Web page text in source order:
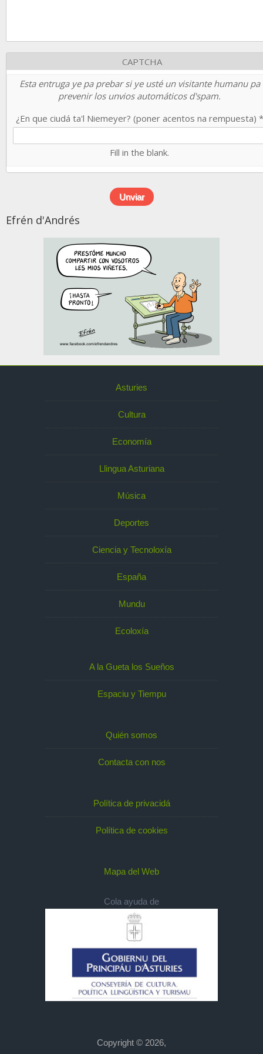
CAPTCHA
Esta entruga ye pa prebar si ye usté un visitante humanu pa
prevenir los unvios automáticos d'spam.
¿En que ciudá ta'l Niemeyer? (poner acentos na rempuesta) *
Fill in the blank.
Efrén d'Andrés
Asturies
Cultura
Economía
Llingua Asturiana
Música
Deportes
Ciencia y Tecnoloxía
España
Mundu
Ecoloxía
A la Gueta los Sueños
Espaciu y Tiempu
Quién somos
Contacta con nos
Política de privacidá
Política de cookies
Mapa del Web
Cola ayuda de
Copyright © 2026,